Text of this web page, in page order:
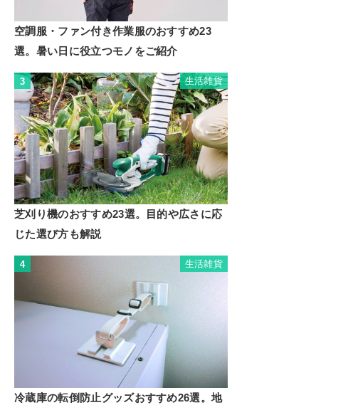
空調服・ファン付き作業服のおすすめ23
選。暑い日に役立つモノをご紹介
3 生活雑貨
芝刈り機のおすすめ23選。目的や広さに応
じた選び方も解説
4 生活雑貨
冷蔵庫の転倒防止グッズおすすめ26選。地